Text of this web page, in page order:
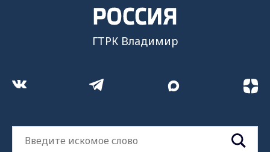
ГТРК Владимир